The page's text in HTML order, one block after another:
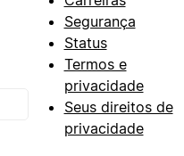
Segurança
Status
Termos e
privacidade
Seus direitos de
privacidade